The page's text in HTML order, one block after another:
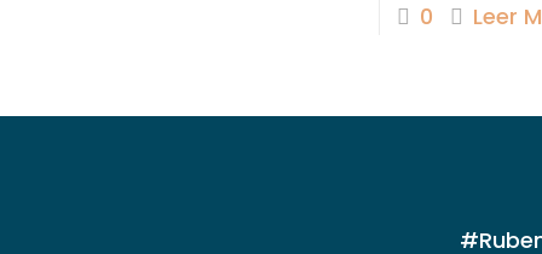
0 Leer